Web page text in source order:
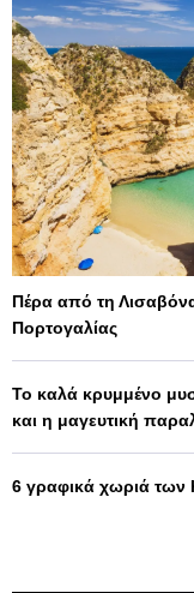
Πέρα από τη
Πορτογαλίας
Το καλά κρυμμένο
και η μαγευτική
6 γραφικά χωριά των